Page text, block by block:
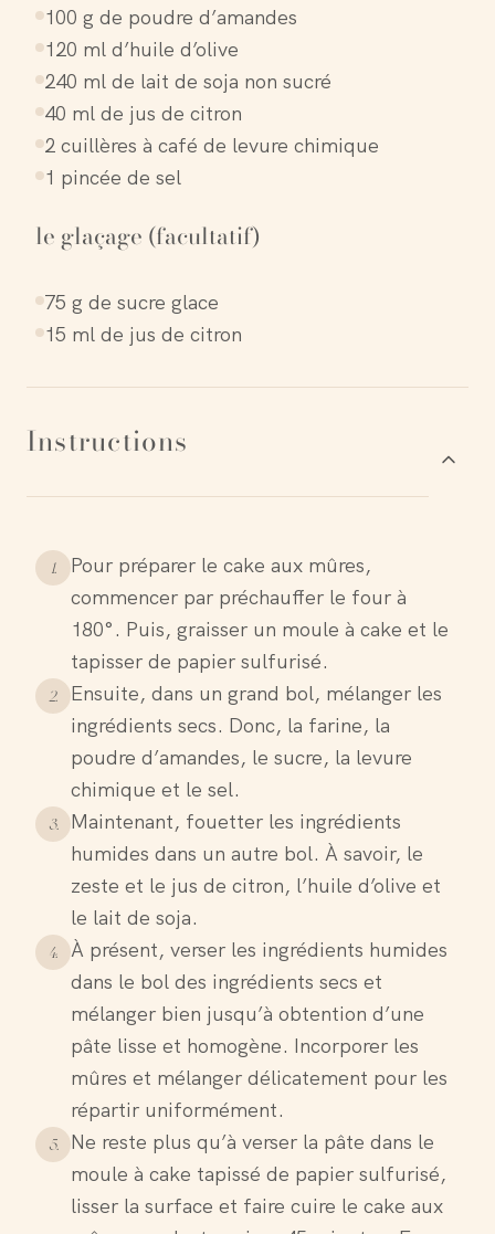
100 g de poudre d’amandes
120 ml d’huile d’olive
240 ml de lait de soja non sucré
40 ml de jus de citron
2 cuillères à café de levure chimique
1 pincée de sel
le glaçage (facultatif)
75 g de sucre glace
15 ml de jus de citron
Instructions
1.
Pour préparer le cake aux mûres,
commencer par préchauffer le four à
180°. Puis, graisser un moule à cake et le
tapisser de papier sulfurisé.
2.
Ensuite, dans un grand bol, mélanger les
ingrédients secs. Donc, la farine, la
poudre d’amandes, le sucre, la levure
chimique et le sel.
3.
Maintenant, fouetter les ingrédients
humides dans un autre bol. À savoir, le
zeste et le jus de citron, l’huile d’olive et
le lait de soja.
4.
À présent, verser les ingrédients humides
dans le bol des ingrédients secs et
mélanger bien jusqu’à obtention d’une
pâte lisse et homogène. Incorporer les
mûres et mélanger délicatement pour les
répartir uniformément.
5.
Ne reste plus qu’à verser la pâte dans le
moule à cake tapissé de papier sulfurisé,
lisser la surface et faire cuire le cake aux